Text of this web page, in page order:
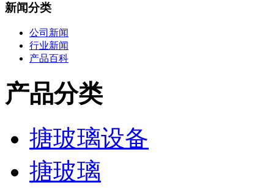
新闻分类
公司新闻
行业新闻
产品百科
产品分类
搪玻璃设备
搪玻璃